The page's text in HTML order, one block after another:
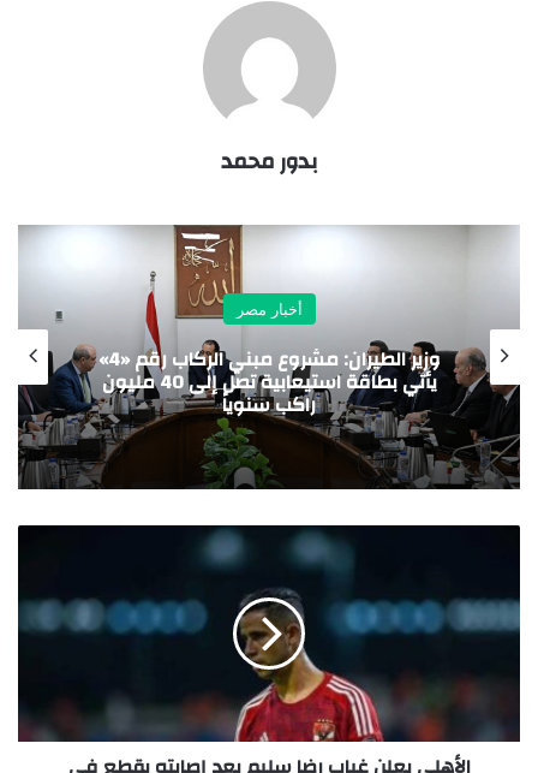
بدور محمد
أخبار مصر
مدينة الدواء المصرية تستقبل “چبتو فارما”
ومجموعة باشا الجيبوتية تدشنان شراكة
استراتيجية لدعم الأمن الدوائي